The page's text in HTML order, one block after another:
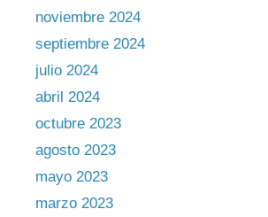
noviembre 2024
septiembre 2024
julio 2024
abril 2024
octubre 2023
agosto 2023
mayo 2023
marzo 2023